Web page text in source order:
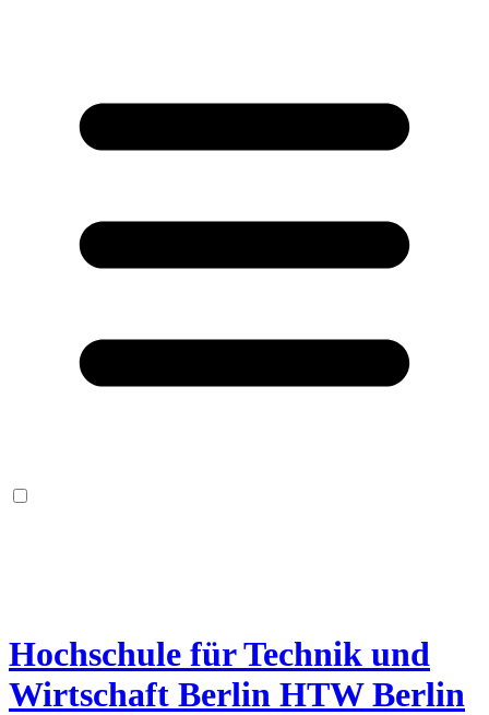
Hochschule für Technik und
Wirtschaft Berlin HTW Berlin